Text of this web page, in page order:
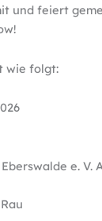
und feiert
wie folgt:
e. V.